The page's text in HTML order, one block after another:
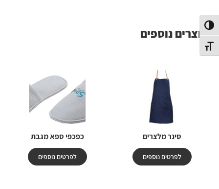
הפעל/כבה ניגודיות גבוהה
מתג גודל גופן
מוצרים נוספים
סינר מלצרים
לפרטים נוספים
כפכפי ספא מגבת
לפרטים נוספים